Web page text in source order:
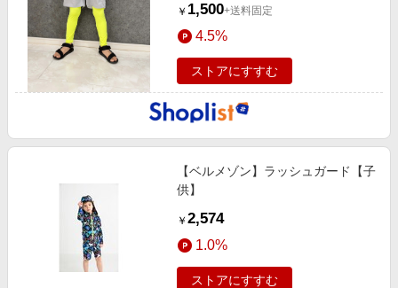
￥ 1,500+送料固定
4.5%
ストアにすすむ
【ベルメゾン】ラッシュガード【子
供】
￥ 2,574
1.0%
ストアにすすむ